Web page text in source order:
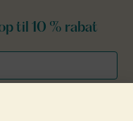
til 10 % rabat